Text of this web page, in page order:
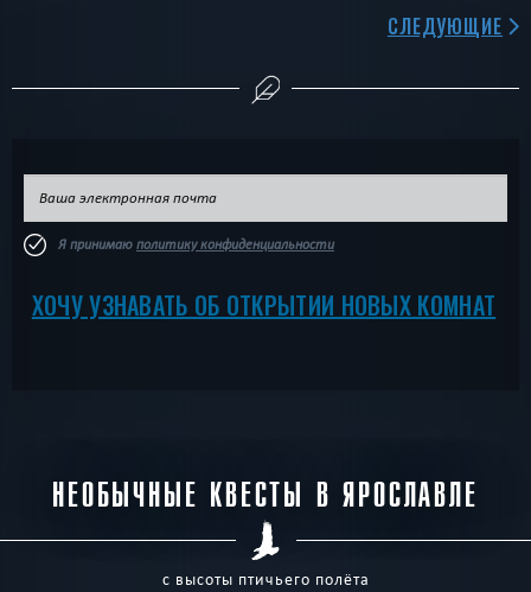
СЛЕДУЮЩИЕ
Я принимаю политику конфиденциальности
ХОЧУ УЗНАВАТЬ ОБ ОТКРЫТИИ НОВЫХ КОМНАТ
НЕОБЫЧНЫЕ КВЕСТЫ В ЯРОСЛАВЛЕ
с высоты птичьего полёта